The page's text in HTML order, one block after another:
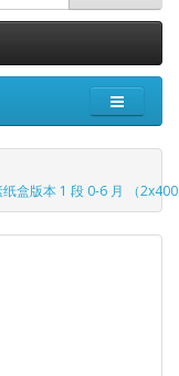
盒版本 1 段 0-6 月 （